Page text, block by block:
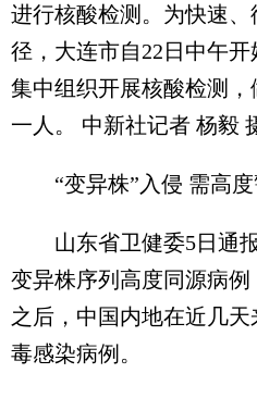
进行核酸检测。为快速
径，大连市自22日中午
集中组织开展核酸检测，
一人。 中新社记者 杨毅
“变异株”入侵 需高度
山东省卫健委5日通报
变异株序列高度同源病
之后，中国内地在近几
毒感染病例。